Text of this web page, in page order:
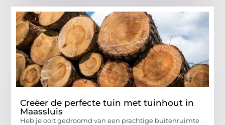
Creëer de perfecte tuin met tuinhout in
Maassluis
Heb je ooit gedroomd van een prachtige buitenruimte